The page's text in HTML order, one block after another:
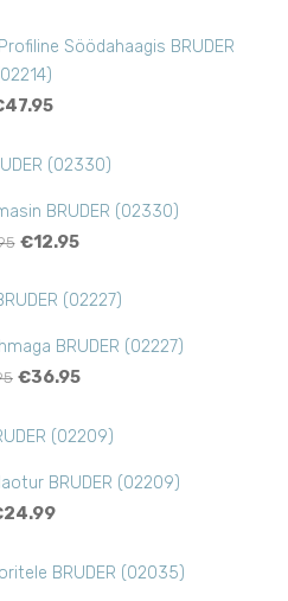
Söödahaagis BRUDER
BRUDER (02330)
€12.95
BRUDER (02227)
€36.95
BRUDER (02209)